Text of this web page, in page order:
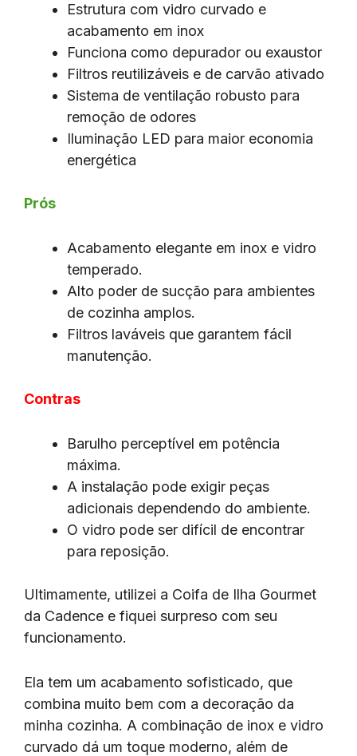
Estrutura com vidro curvado e
acabamento em inox
Funciona como depurador ou exaustor
Filtros reutilizáveis e de carvão ativado
Sistema de ventilação robusto para
remoção de odores
Iluminação LED para maior economia
energética
Prós
Acabamento elegante em inox e vidro
temperado.
Alto poder de sucção para ambientes
de cozinha amplos.
Filtros laváveis que garantem fácil
manutenção.
Contras
Barulho perceptível em potência
máxima.
A instalação pode exigir peças
adicionais dependendo do ambiente.
O vidro pode ser difícil de encontrar
para reposição.
Ultimamente, utilizei a Coifa de Ilha Gourmet
da Cadence e fiquei surpreso com seu
funcionamento.
Ela tem um acabamento sofisticado, que
combina muito bem com a decoração da
minha cozinha. A combinação de inox e vidro
curvado dá um toque moderno, além de